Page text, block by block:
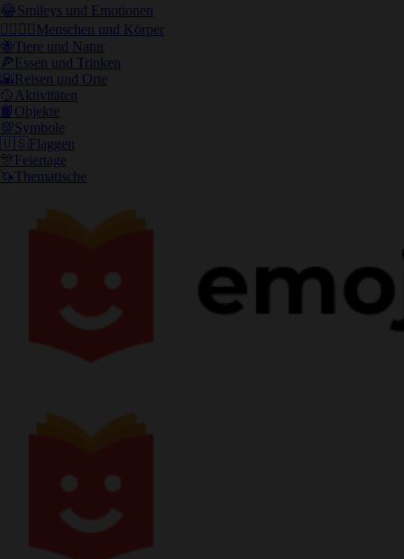
😂Smileys und Emotionen
👩‍❤️‍💋‍👨 Menschen und Körper
🐝 Tiere und Natur
🍕Essen und Trinken
🌇Reisen und Orte
🥎 Aktivitäten
📙 Objekte
💯Symbole
🇺🇸Flaggen
🎊 Feiertage
🦄 Thematische